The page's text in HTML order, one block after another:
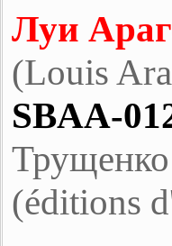
Луи
(Louis
SBAA-
(éditions